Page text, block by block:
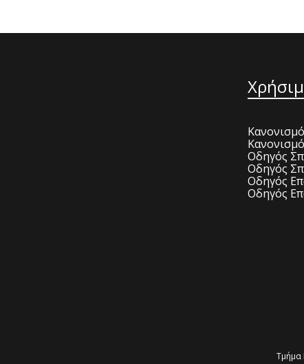
Οδηγός
Οδηγός
Οδηγός
Οδηγός
Τμήμα